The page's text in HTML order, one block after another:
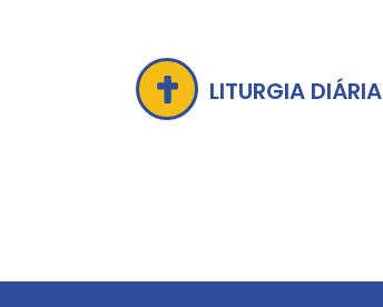
LITURGIA DIÁRIA